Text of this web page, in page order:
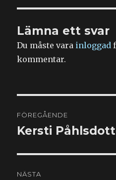
Lämna ett svar
Du måste vara inloggad
kommentar.
FÖREGÅENDE
Föregående
Kersti
NÄSTA